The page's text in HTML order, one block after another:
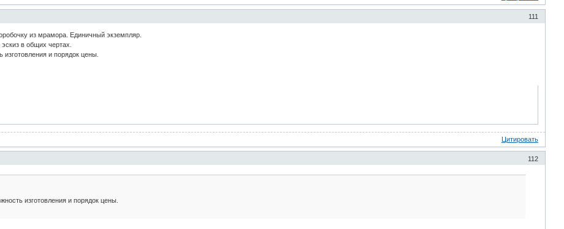
111
из мрамора. Единичный экземпляр.
в общих чертах.
и порядок цены.
Цитировать
112
изготовления и порядок цены.